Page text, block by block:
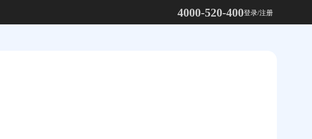
4000-520-400登录/注册